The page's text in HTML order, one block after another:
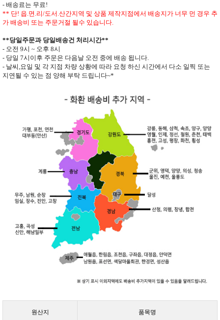
- 배송료는 무료 !
** 단! 읍 면 리/도서 산간지역 및 상품 제작지점에서 배송지가 너무 먼 경우 추
가 배송비 또는 주문거절 될수 있습니다
**당일주문과 당일배송건 처리시간**
- 오전 9시 ~ 오후 8시
- 당일 7시이후 주문은 다음날 오전 중에 배송 됩니다
- 날씨 요일 및 각 지점 차량 상황에 따라 요청 하신 시간에서 다소 일찍 또는
지연될 수 있는 점 양해 부탁 드립니다~*
원산지 품목명